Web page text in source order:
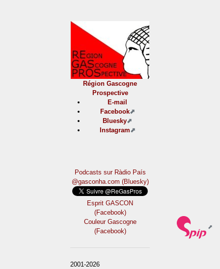
Région Gascogne
Prospective
E-mail
Facebook
Bluesky
Instagram
Podcasts sur Ràdio País
@gasconha.com (Bluesky)
Esprit GASCON
(Facebook)
Couleur Gascogne
(Facebook)
2001-2026